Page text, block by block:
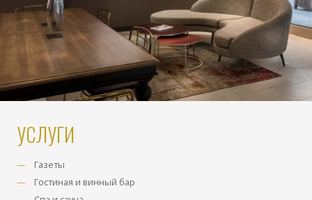
УСЛУГИ
Газеты
Гостиная и винный бар